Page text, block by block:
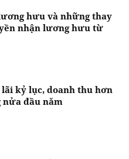
hưu và những thay
nhận lương hưu từ
kỷ lục, doanh thu hơn
nửa đầu năm